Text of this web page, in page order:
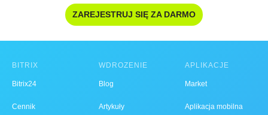
ZAREJESTRUJ SIĘ ZA DARMO
BITRIX
Bitrix24
Cennik
WDROŻENIE
Blog
Artykuły
APLIKACJE
Market
Aplikacja mobilna